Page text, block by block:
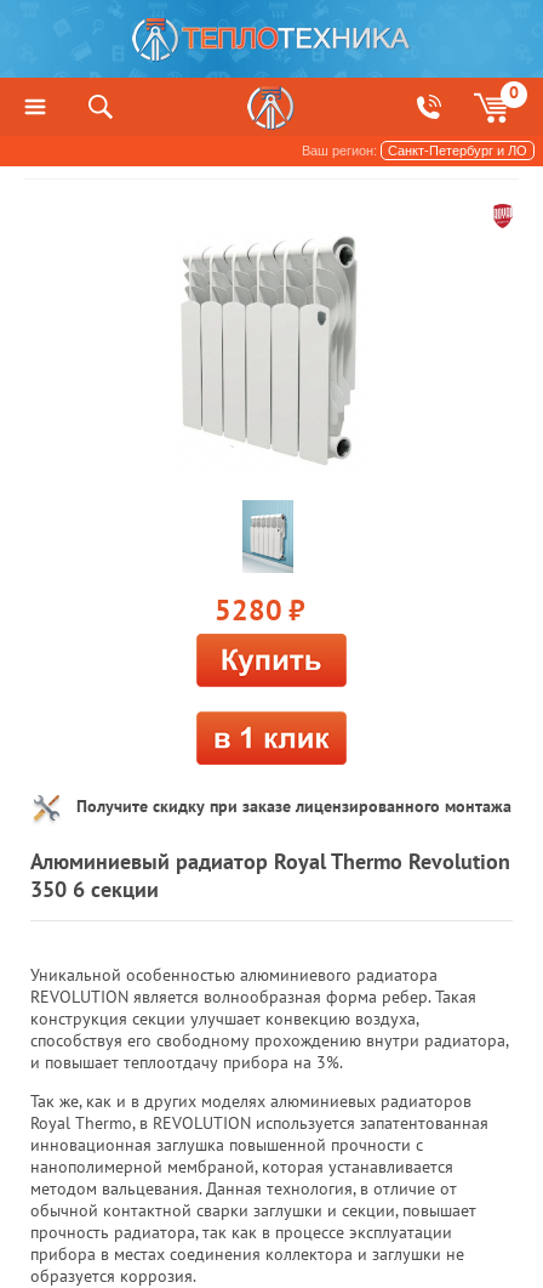
0
Ваш регион: Санкт-Петербург и ЛО
Радиаторы отопления и обогреватели
5280 руб.
Получите скидку при заказе лицензированного монтажа
Алюминиевый радиатор Royal Thermo Revolution
350 6 секции
Уникальной особенностью алюминиевого радиатора
REVOLUTION является волнообразная форма ребер. Такая
конструкция секции улучшает конвекцию воздуха,
способствуя его свободному прохождению внутри радиатора,
и повышает теплоотдачу прибора на 3%.
Так же, как и в других моделях алюминиевых радиаторов
Royal Thermo, в REVOLUTION используется запатентованная
инновационная заглушка повышенной прочности с
нанополимерной мембраной, которая устанавливается
методом вальцевания. Данная технология, в отличие от
обычной контактной сварки заглушки и секции, повышает
прочность радиатора, так как в процессе эксплуатации
прибора в местах соединения коллектора и заглушки не
образуется коррозия.